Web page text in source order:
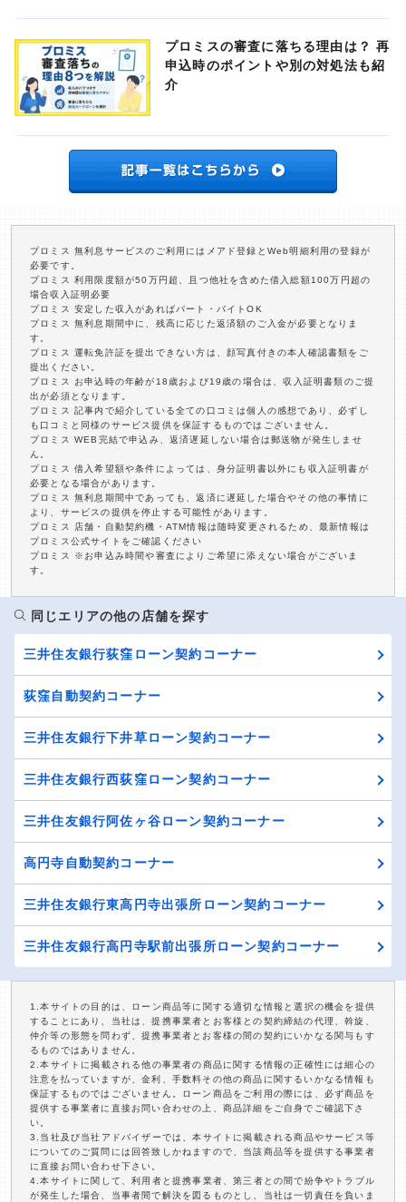
プロミスの審査に落ちる理由は？ 再
申込時のポイントや別の対処法も紹
介
プロミス 無利息サービスのご利用にはメアド登録とWeb明細利用の登録が
必要です。
プロミス 利用限度額が50万円超、且つ他社を含めた借入総額100万円超の
場合収入証明必要
プロミス 安定した収入があればパート・バイトOK
プロミス 無利息期間中に、残高に応じた返済額のご入金が必要となりま
す。
プロミス 運転免許証を提出できない方は、顔写真付きの本人確認書類をご
提出ください。
プロミス お申込時の年齢が18歳および19歳の場合は、収入証明書類のご提
出が必須となります。
プロミス 記事内で紹介している全ての口コミは個人の感想であり、必ずし
も口コミと同様のサービス提供を保証するものではございません。
プロミス WEB完結で申込み、返済遅延しない場合は郵送物が発生しませ
ん。
プロミス 借入希望額や条件によっては、身分証明書以外にも収入証明書が
必要となる場合があります。
プロミス 無利息期間中であっても、返済に遅延した場合やその他の事情に
より、サービスの提供を停止する可能性があります。
プロミス 店舗・自動契約機・ATM情報は随時変更されるため、最新情報は
プロミス公式サイトをご確認ください
プロミス ※お申込み時間や審査によりご希望に添えない場合がございま
す。
同じエリアの他の店舗を探す
三井住友銀行荻窪ローン契約コーナー
荻窪自動契約コーナー
三井住友銀行下井草ローン契約コーナー
三井住友銀行西荻窪ローン契約コーナー
三井住友銀行阿佐ヶ谷ローン契約コーナー
高円寺自動契約コーナー
三井住友銀行東高円寺出張所ローン契約コーナー
三井住友銀行高円寺駅前出張所ローン契約コーナー
1.本サイトの目的は、ローン商品等に関する適切な情報と選択の機会を提供
することにあり、当社は、提携事業者とお客様との契約締結の代理、斡旋、
仲介等の形態を問わず、提携事業者とお客様の間の契約にいかなる関与もす
るものではありません。
2.本サイトに掲載される他の事業者の商品に関する情報の正確性には細心の
注意を払っていますが、金利、手数料その他の商品に関するいかなる情報も
保証するものではございません。ローン商品をご利用の際には、必ず商品を
提供する事業者に直接お問い合わせの上、商品詳細をご自身でご確認下さ
い。
3.当社及び当社アドバイザーでは、本サイトに掲載される商品やサービス等
についてのご質問には回答致しかねますので、当該商品等を提供する事業者
に直接お問い合わせ下さい。
4.本サイトに関して、利用者と提携事業者、第三者との間で紛争やトラブル
が発生した場合、当事者間で解決を図るものとし、当社は一切責任を負いま